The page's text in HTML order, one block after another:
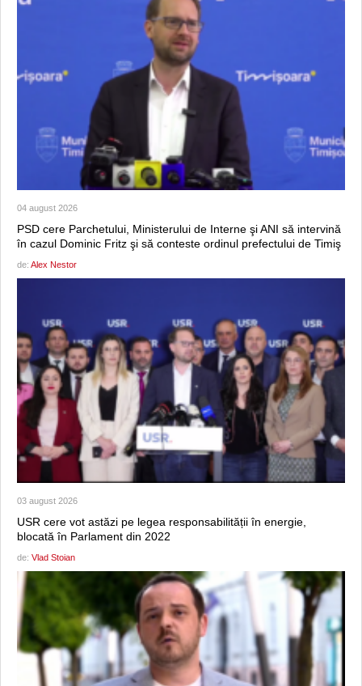
04 august 2026
PSD cere Parchetului, Ministerului de Interne şi ANI să intervină
în cazul Dominic Fritz şi să conteste ordinul prefectului de Timiş
de: Alex Nestor
03 august 2026
USR cere vot astăzi pe legea responsabilității în energie,
blocată în Parlament din 2022
de: Vlad Stoian